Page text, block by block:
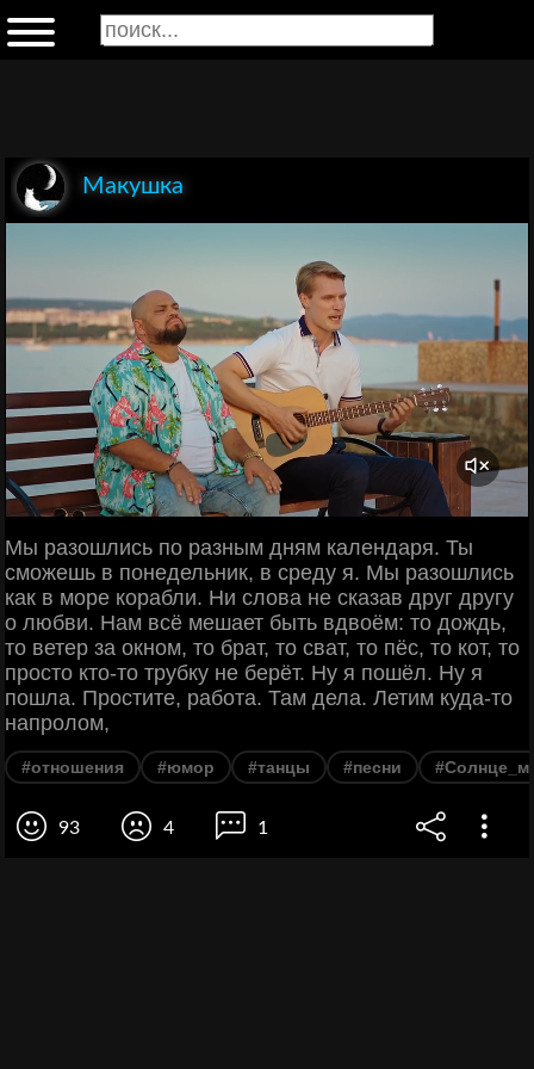
Макушка
Мы разошлись по разным дням календаря. Ты
сможешь в понедельник, в среду я. Мы разошлись
как в море корабли. Ни слова не сказав друг другу
о любви. Нам всё мешает быть вдвоём: то дождь,
то ветер за окном, то брат, то сват, то пёс, то кот, то
просто кто-то трубку не берёт. Ну я пошёл. Ну я
пошла. Простите, работа. Там дела. Летим куда-то
напролом,
#отношения #юмор #танцы #песни
93 4 1